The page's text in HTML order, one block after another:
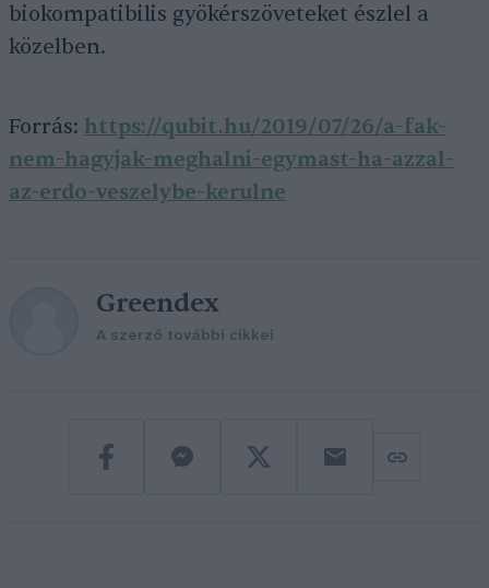
biokompatibilis gyökérszöveteket észlel a
közelben.
Forrás: https://qubit.hu/2019/07/26/a-fak-
nem-hagyjak-meghalni-egymast-ha-azzal-
az-erdo-veszelybe-kerulne
Greendex
A szerző további cikkei